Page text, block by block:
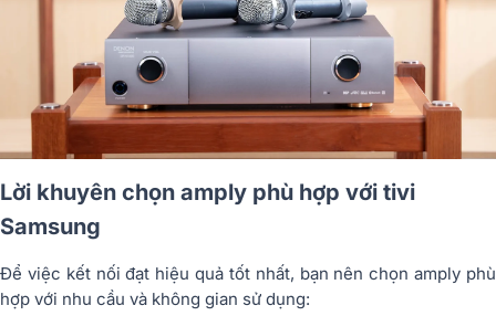
Lời khuyên chọn amply phù hợp với tivi
Samsung
Để việc kết nối đạt hiệu quả tốt nhất, bạn nên chọn amply phù
hợp với nhu cầu và không gian sử dụng: